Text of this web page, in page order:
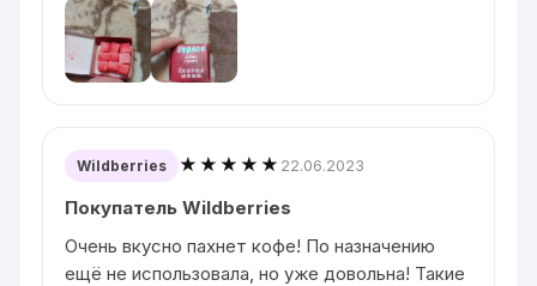
Wildberries ★★★★★ 22.06.2023
Покупатель Wildberries
Очень вкусно пахнет кофе! По назначению
ещё не использовала, но уже довольна! Такие